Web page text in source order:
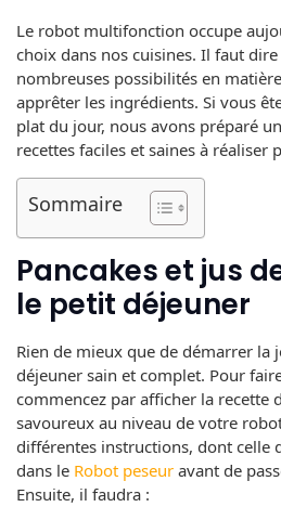
Le robot multifonction occupe
choix dans nos cuisines. Il faut
nombreuses possibilités en
apprêter les ingrédients. Si vous
plat du jour, nous avons préparé
recettes faciles et saines à réaliser
Sommaire
Pancakes et jus
le petit déjeuner
Rien de mieux que de démarrer la
déjeuner sain et complet. Pour
commencez par afficher la recette
savoureux au niveau de votre
différentes instructions, dont celle
dans le Robot peseur avant de
Ensuite, il faudra :